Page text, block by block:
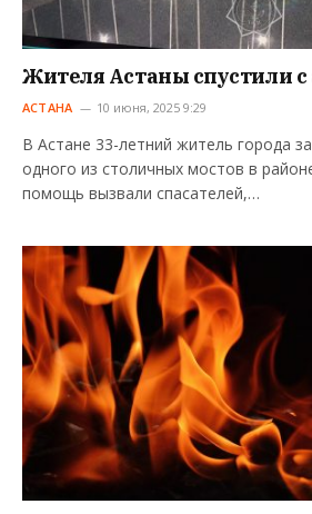
Жителя Астаны спустили с
АСТАНА 10 июня, 2025 9:29
В Астане 33-летний житель города
одного из столичных мостов в
помощь вызвали спасателей,…